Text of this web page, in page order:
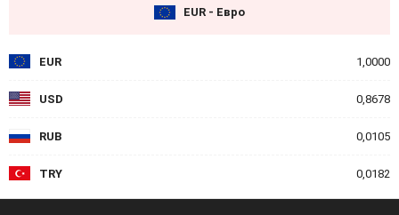
EUR - Евро
EUR 1,0000
USD 0,8678
RUB 0,0105
TRY 0,0182